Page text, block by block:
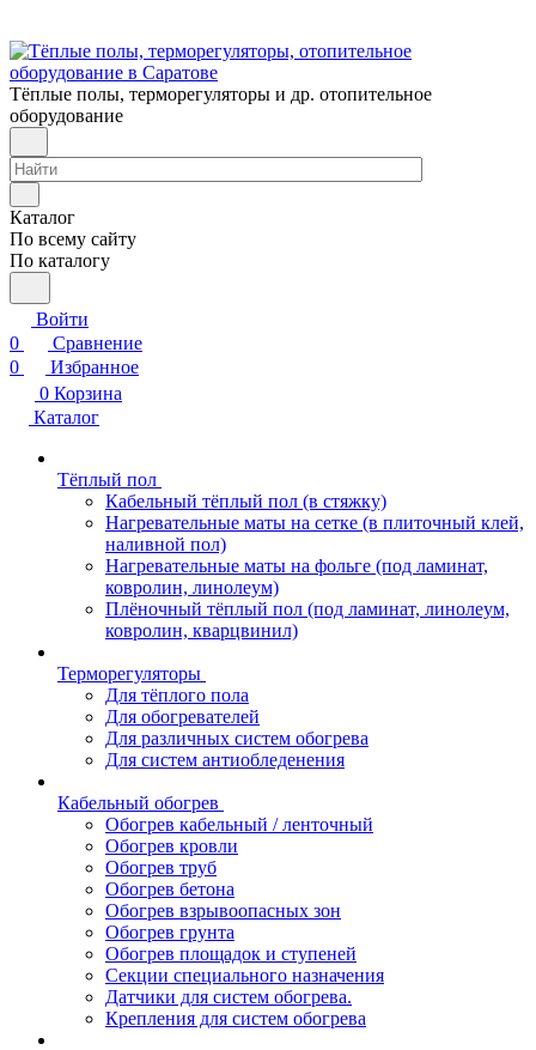
Тёплые полы, терморегуляторы и др. отопительное
оборудование
Каталог
По всему сайту
По каталогу
Войти
0
Сравнение
0
Избранное
0 Корзина
Каталог
Тёплый пол
Кабельный тёплый пол (в стяжку)
Нагревательные маты на сетке (в плиточный клей,
наливной пол)
Нагревательные маты на фольге (под ламинат,
ковролин, линолеум)
Плёночный тёплый пол (под ламинат, линолеум,
ковролин, кварцвинил)
Терморегуляторы
Для тёплого пола
Для обогревателей
Для различных систем обогрева
Для систем антиобледенения
Кабельный обогрев
Обогрев кабельный / ленточный
Обогрев кровли
Обогрев труб
Обогрев бетона
Обогрев взрывоопасных зон
Обогрев грунта
Обогрев площадок и ступеней
Секции специального назначения
Датчики для систем обогрева.
Крепления для систем обогрева